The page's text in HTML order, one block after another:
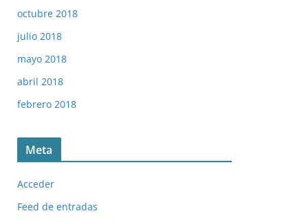
octubre 2018
julio 2018
mayo 2018
abril 2018
febrero 2018
Meta
Acceder
Feed de entradas